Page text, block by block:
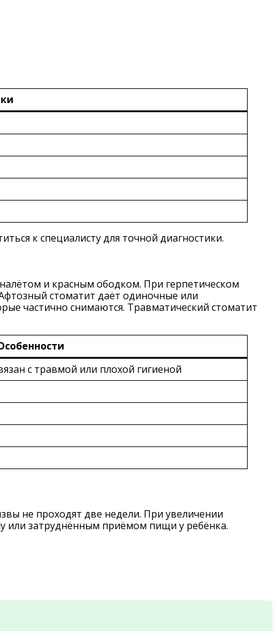
к специалисту для точной диагностики.
и красным ободком. При герпетическом
стоматит даёт одиночные или
частично снимаются. Травматический стоматит
с травмой или плохой гигиеной
не проходят две недели. При увеличении
или затруднённым приёмом пищи у ребёнка.